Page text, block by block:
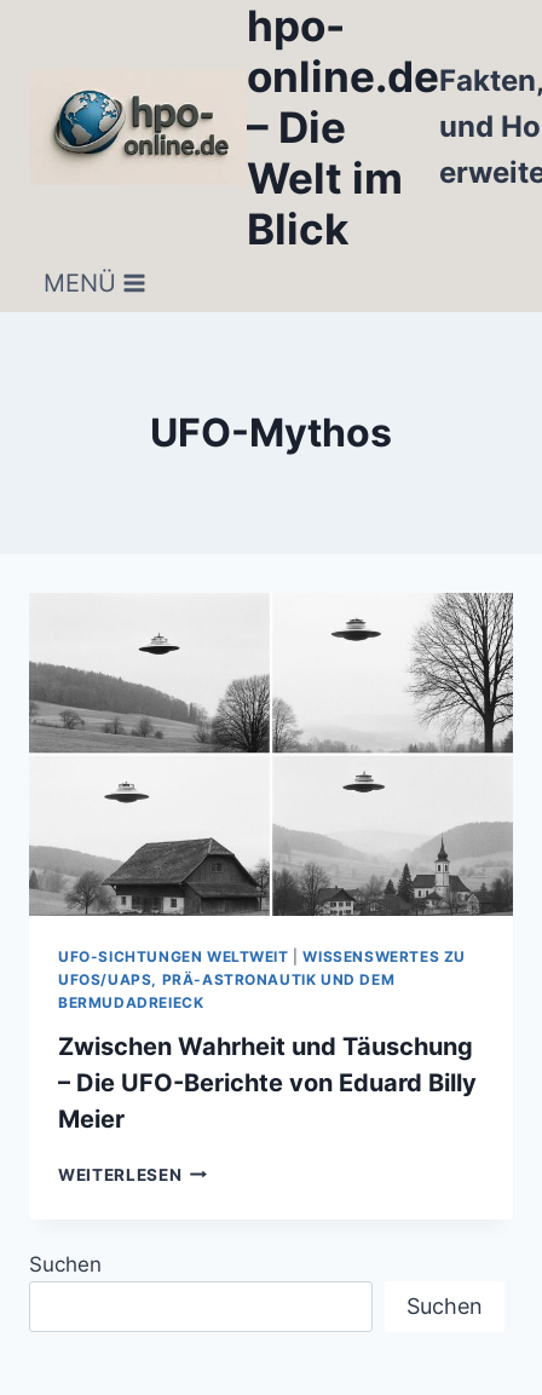
hpo-
online.de
– Die
Welt im
Blick
und
MENÜ
UFO-Mythos
UFO-SICHTUNGEN WELTWEIT |WISSENSWERTES ZU
UFOS/UAPS, PRÄ-ASTRONAUTIK UND DEM
BERMUDADREIECK
Zwischen Wahrheit und Täuschung
– Die UFO-Berichte von Eduard Billy
Meier
WEITERLESEN ZWISCHEN
Suchen
Suchen